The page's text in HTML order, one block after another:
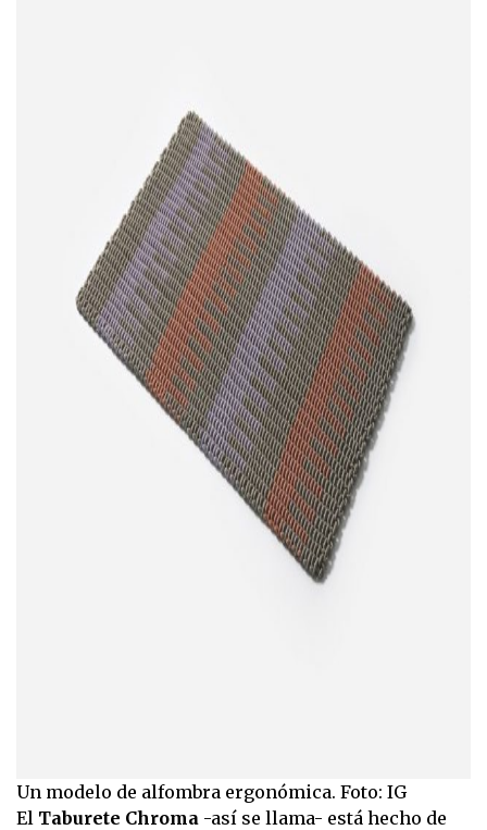
Un modelo de alfombra ergonómica. Foto: IG
El Taburete Chroma -así se llama- está hecho de